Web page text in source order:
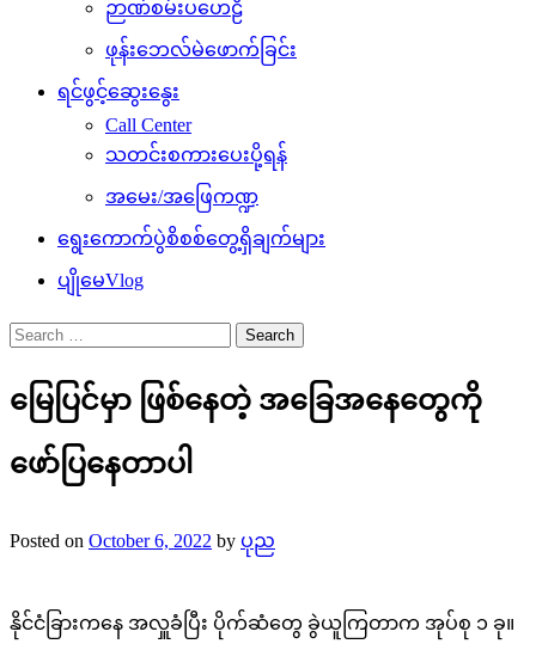
ဉာဏ်စမ်းပဟေဠိ
ဖုန်းဘေလ်မဲဖောက်ခြင်း
ရင်ဖွင့်ဆွေးနွေး
Call Center
သတင်းစကားပေးပို့ရန်
အမေး/အဖြေကဏ္ဍ
ရွေးကောက်ပွဲစိစစ်တွေ့ရှိချက်များ
ပျိုမေVlog
Search
for:
မြေပြင်မှာ ဖြစ်နေတဲ့ အခြေအနေတွေကို
ဖော်ပြနေတာပါ
Posted on October 6, 2022 by ပုည
နိုင်ငံခြားကနေ အလှူခံပြီး ပိုက်ဆံတွေ ခွဲယူကြတာက အုပ်စု ၁ ခု။